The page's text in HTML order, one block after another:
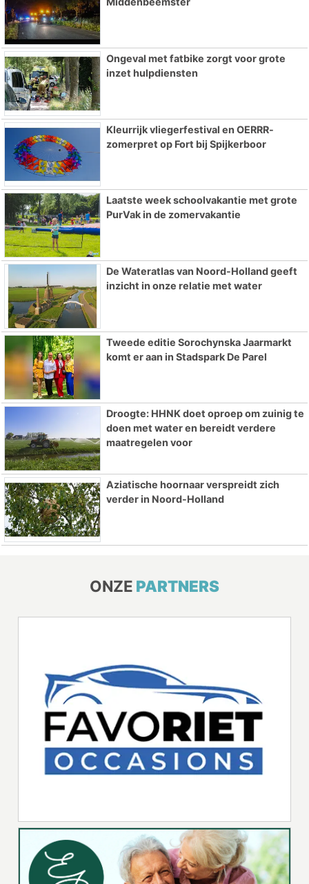
Ongeval met fatbike zorgt voor grote
inzet hulpdiensten
Kleurrijk vliegerfestival en OERRR-
zomerpret op Fort bij Spijkerboor
Laatste week schoolvakantie met grote
PurVak in de zomervakantie
De Wateratlas van Noord-Holland geeft
inzicht in onze relatie met water
Tweede editie Sorochynska Jaarmarkt
komt er aan in Stadspark De Parel
Droogte: HHNK doet oproep om zuinig te
doen met water en bereidt verdere
maatregelen voor
Aziatische hoornaar verspreidt zich
verder in Noord-Holland
ONZE PARTNERS